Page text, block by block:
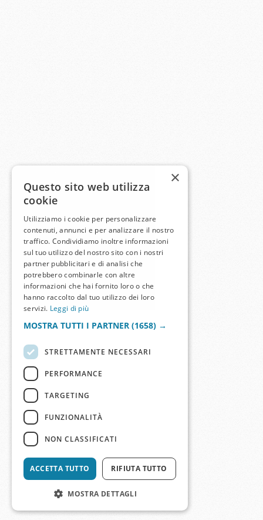
×
Questo sito web utilizza
cookie
Utilizziamo i cookie per personalizzare
contenuti, annunci e per analizzare il nostro
traffico. Condividiamo inoltre informazioni
sul tuo utilizzo del nostro sito con i nostri
partner pubblicitari e di analisi che
potrebbero combinarle con altre
informazioni che hai fornito loro o che
hanno raccolto dal tuo utilizzo dei loro
servizi. Leggi di più
MOSTRA TUTTI I PARTNER (1658) →
STRETTAMENTE NECESSARI
PERFORMANCE
TARGETING
FUNZIONALITÀ
NON CLASSIFICATI
ACCETTA TUTTO RIFIUTA TUTTO
MOSTRA DETTAGLI